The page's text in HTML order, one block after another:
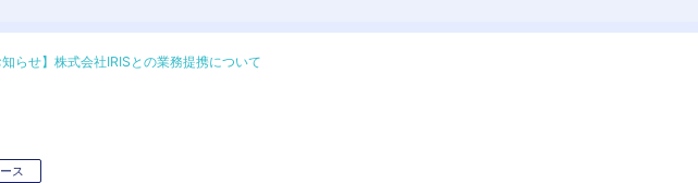
らせ】株式会社IRISとの業務提携について
ス